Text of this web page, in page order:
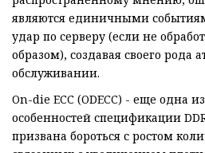
являются единичными
удар по серверу (если не
образом), создавая своего рода
обслуживании.
On-die ECC (ODECC) - еще одна
особенностей спецификации
призвана бороться с ростом